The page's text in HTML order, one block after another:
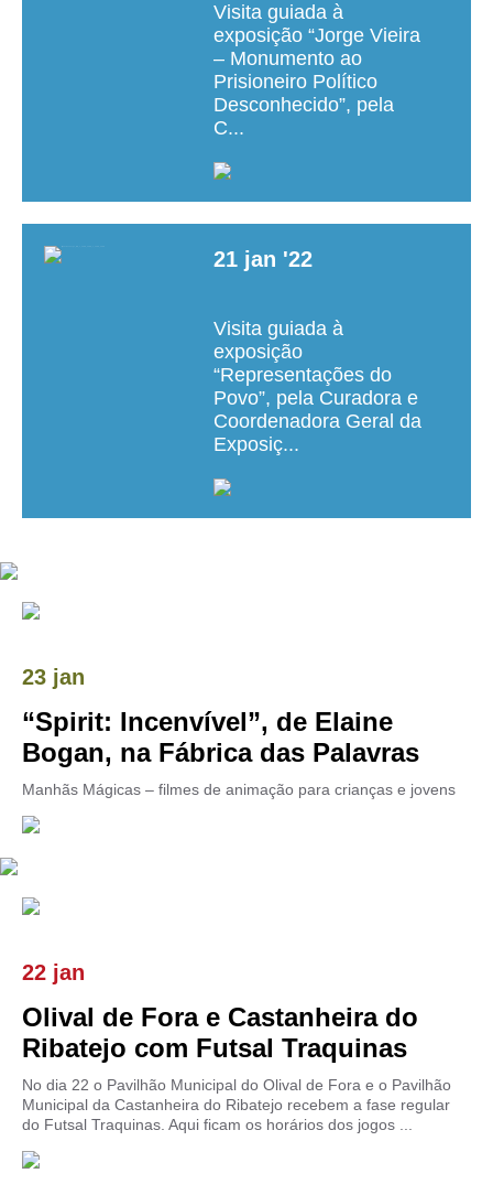
Visita guiada à
exposição “Jorge Vieira
– Monumento ao
Prisioneiro Político
Desconhecido”, pela
C...
21 jan '22
Visita guiada à
exposição
“Representações do
Povo”, pela Curadora e
Coordenadora Geral da
Exposiç...
23 jan
“Spirit: Incenvível”, de Elaine
Bogan, na Fábrica das Palavras
Manhãs Mágicas – filmes de animação para crianças e jovens
22 jan
Olival de Fora e Castanheira do
Ribatejo com Futsal Traquinas
No dia 22 o Pavilhão Municipal do Olival de Fora e o Pavilhão
Municipal da Castanheira do Ribatejo recebem a fase regular
do Futsal Traquinas. Aqui ficam os horários dos jogos ...